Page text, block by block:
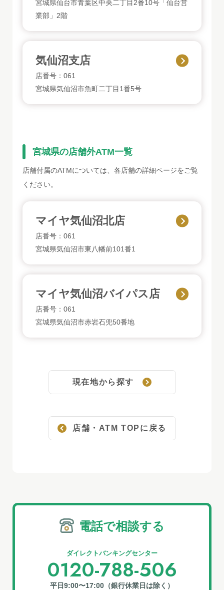
宮城県仙台市青葉区中央二丁目2番10号「仙台営
業部」2階
気仙沼支店
店番号：061
宮城県気仙沼市魚町二丁目1番5号
宮城県の店舗外ATM一覧
店舗付属のATMについては、各店舗の詳細ページをご覧
ください。
マイヤ気仙沼北店
店番号：061
宮城県気仙沼市東八幡前101番1
マイヤ気仙沼バイパス店
店番号：061
宮城県気仙沼市赤岩石兜50番地
現在地から探す
店舗・ATM TOPに戻る
電話で相談する
ダイレクトバンキングセンター
0120-788-506
平日9:00〜17:00（銀行休業日は除く）